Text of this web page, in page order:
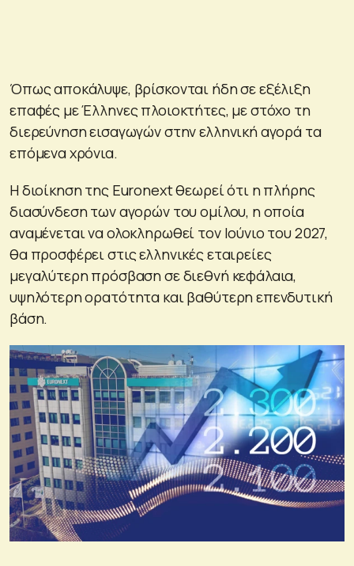
Όπως αποκάλυψε, βρίσκονται ήδη σε εξέλιξη
επαφές με Έλληνες πλοιοκτήτες, με στόχο τη
διερεύνηση εισαγωγών στην ελληνική αγορά τα
επόμενα χρόνια.
Η διοίκηση της Euronext θεωρεί ότι η πλήρης
διασύνδεση των αγορών του ομίλου, η οποία
αναμένεται να ολοκληρωθεί τον Ιούνιο του 2027,
θα προσφέρει στις ελληνικές εταιρείες
μεγαλύτερη πρόσβαση σε διεθνή κεφάλαια,
υψηλότερη ορατότητα και βαθύτερη επενδυτική
βάση.